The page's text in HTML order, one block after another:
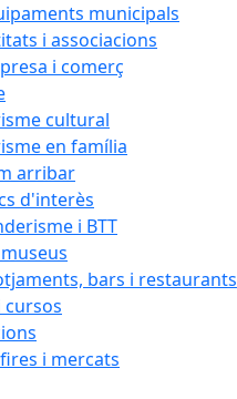
municipals
i associacions
i comerç
cultural
en família
arribar
d'interès
i BTT
bars i restaurants
cursos
i mercats